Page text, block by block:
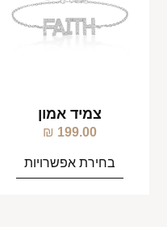
צמיד אמון
199.00
₪
בחירת אפשרויות